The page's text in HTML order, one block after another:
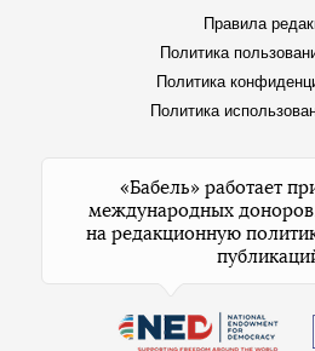
Правила
Политика
Политика
Политика
«Бабель» работает
международных
на редакционную